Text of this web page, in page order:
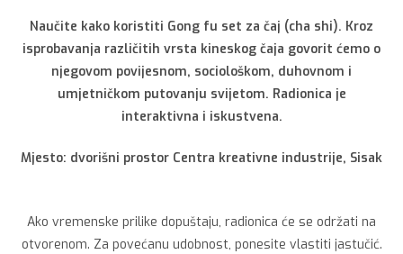
Naučite kako koristiti Gong fu set za čaj (cha shi). Kroz
isprobavanja različitih vrsta kineskog čaja govorit ćemo o
njegovom povijesnom, sociološkom, duhovnom i
umjetničkom putovanju svijetom. Radionica je
interaktivna i iskustvena.
Mjesto: dvorišni prostor Centra kreativne industrije, Sisak
Ako vremenske prilike dopuštaju, radionica će se održati na
otvorenom. Za povećanu udobnost, ponesite vlastiti jastučić.